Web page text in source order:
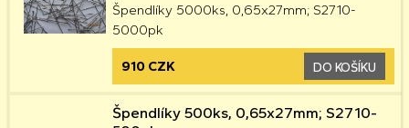
Špendlíky 5000ks, 0,65x27mm; S2710-
5000pk
910 CZK DO KOŠÍKU
Špendlíky 500ks, 0,65x27mm; S2710-